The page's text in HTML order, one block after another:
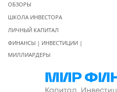
ОБЗОРЫ
ШКОЛА ИНВЕСТОРА
ЛИЧНЫЙ КАПИТАЛ
ФИНАНСЫ | ИНВЕСТИЦИИ |
МИЛЛИАРДЕРЫ